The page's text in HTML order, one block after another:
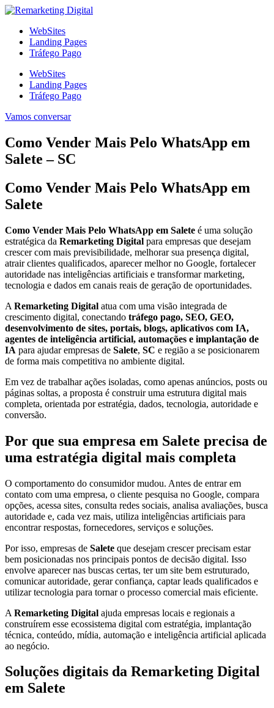
Ir
conteúdo
WebSites
Landing Pages
Tráfego Pago
WebSites
Landing Pages
Tráfego Pago
Vamos conversar
Como Vender Mais Pelo WhatsApp em
Salete – SC
Como Vender Mais Pelo WhatsApp em
Salete
Como Vender Mais Pelo WhatsApp em Salete é uma solução
estratégica da Remarketing Digital para empresas que desejam
crescer com mais previsibilidade, melhorar sua presença digital,
atrair clientes qualificados, aparecer melhor no Google, fortalecer
autoridade nas inteligências artificiais e transformar marketing,
tecnologia e dados em canais reais de geração de oportunidades.
A Remarketing Digital atua com uma visão integrada de
crescimento digital, conectando tráfego pago, SEO, GEO,
desenvolvimento de sites, portais, blogs, aplicativos com IA,
agentes de inteligência artificial, automações e implantação de
IA para ajudar empresas de Salete, SC e região a se posicionarem
de forma mais competitiva no ambiente digital.
Em vez de trabalhar ações isoladas, como apenas anúncios, posts ou
páginas soltas, a proposta é construir uma estrutura digital mais
completa, orientada por estratégia, dados, tecnologia, autoridade e
conversão.
Por que sua empresa em Salete precisa de
uma estratégia digital mais completa
O comportamento do consumidor mudou. Antes de entrar em
contato com uma empresa, o cliente pesquisa no Google, compara
opções, acessa sites, consulta redes sociais, analisa avaliações, busca
autoridade e, cada vez mais, utiliza inteligências artificiais para
encontrar respostas, fornecedores, serviços e soluções.
Por isso, empresas de Salete que desejam crescer precisam estar
bem posicionadas nos principais pontos de decisão digital. Isso
envolve aparecer nas buscas certas, ter um site bem estruturado,
comunicar autoridade, gerar confiança, captar leads qualificados e
utilizar tecnologia para tornar o processo comercial mais eficiente.
A Remarketing Digital ajuda empresas locais e regionais a
construírem esse ecossistema digital com estratégia, implantação
técnica, conteúdo, mídia, automação e inteligência artificial aplicada
ao negócio.
Soluções digitais da Remarketing Digital
em Salete